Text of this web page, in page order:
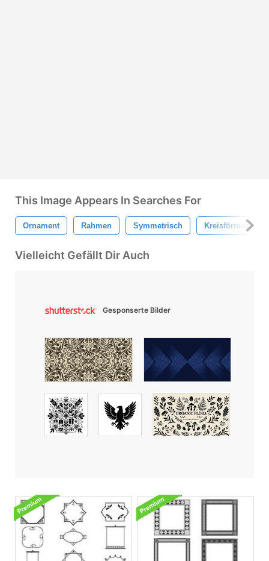
This Image Appears In Searches For
Ornament Rahmen Symmetrisch Kreisförmiger
Vielleicht Gefällt Dir Auch
Gesponserte Bilder